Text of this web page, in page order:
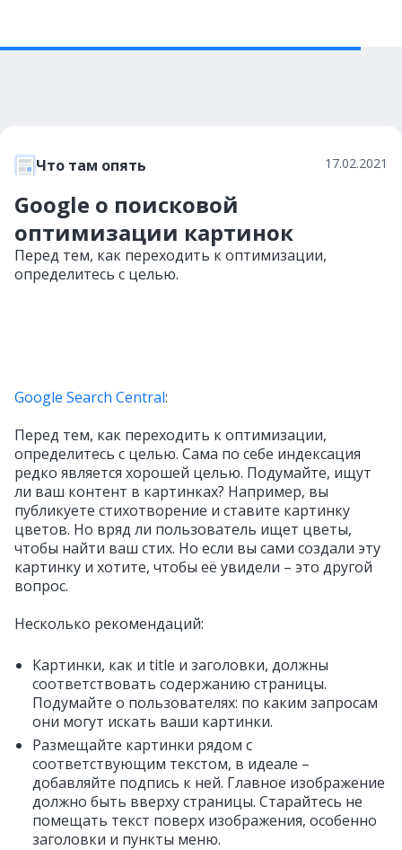
Что там опять 17.02.2021
Google о поисковой
оптимизации картинок
Перед тем, как переходить к оптимизации,
определитесь с целью.
Google Search Central:
Перед тем, как переходить к оптимизации,
определитесь с целью. Сама по себе индексация
редко является хорошей целью. Подумайте, ищут
ли ваш контент в картинках? Например, вы
публикуете стихотворение и ставите картинку
цветов. Но вряд ли пользователь ищет цветы,
чтобы найти ваш стих. Но если вы сами создали эту
картинку и хотите, чтобы её увидели – это другой
вопрос.
Несколько рекомендаций:
Картинки, как и title и заголовки, должны
соответствовать содержанию страницы.
Подумайте о пользователях: по каким запросам
они могут искать ваши картинки.
Размещайте картинки рядом с
соответствующим текстом, в идеале –
добавляйте подпись к ней. Главное изображение
должно быть вверху страницы. Старайтесь не
помещать текст поверх изображения, особенно
заголовки и пункты меню.